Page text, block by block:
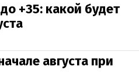
+35: какой будет
августа при